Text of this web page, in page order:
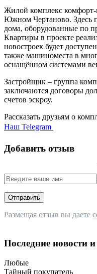
Жилой комплекс комфорт-
Южном Чертаново. Здесь
дома, оборудованные по
Квартиры в проекте
новостроек будет
также машиноместа в
оснащённом системами
Застройщик – группа
заключаются договоры
счетов эскроу.
Рассказать друзьям о
Наш Telegram
Добавить отзыв
Отправить
Размещая отзыв вы даете
Последние новости и
Любые
Тайный покупатель